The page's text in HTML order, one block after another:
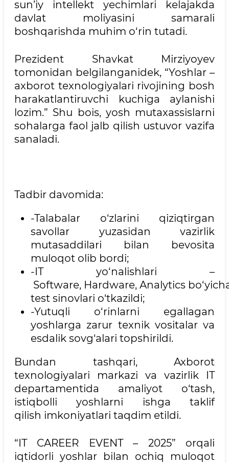
sun’iy intellekt yechimlari kelajakda
davlat moliyasini samarali
boshqarishda muhim o‘rin tutadi.
Prezident Shavkat Mirziyoyev
tomonidan belgilanganidek, “Yoshlar –
axborot texnologiyalari rivojining bosh
harakatlantiruvchi kuchiga aylanishi
lozim.” Shu bois, yosh mutaxassislarni
sohalarga faol jalb qilish ustuvor vazifa
sanaladi.
Tadbir davomida:
-Talabalar o‘zlarini qiziqtirgan
savollar yuzasidan vazirlik
mutasaddilari bilan bevosita
muloqot olib bordi;
-IT yo‘nalishlari –
Software, Hardware, Analytics
test sinovlari o‘tkazildi;
-Yutuqli o‘rinlarni egallagan
yoshlarga zarur texnik vositalar va
esdalik sovg‘alari topshirildi.
Bundan tashqari, Axborot
texnologiyalari markazi va vazirlik IT
departamentida amaliyot o‘tash,
istiqbolli yoshlarni ishga taklif
qilish imkoniyatlari taqdim etildi.
“IT CAREER EVENT – 2025” orqali
iqtidorli yoshlar bilan ochiq muloqot